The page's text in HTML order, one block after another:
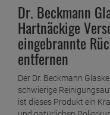
1
Dr. Beckmann
Hartnäckige
eingebrannte
entfernen
Der Dr. Beckmann
schwierige
ist dieses Produkt ein